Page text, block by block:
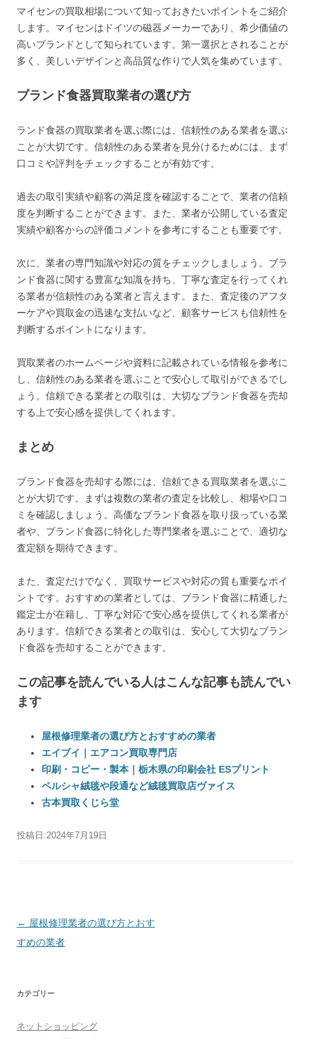
マイセンの買取相場について知っておきたいポイントをご紹介
します。マイセンはドイツの磁器メーカーであり、希少価値の
高いブランドとして知られています。第一選択とされることが
多く、美しいデザインと高品質な作りで人気を集めています。
ブランド食器買取業者の選び方
ランド食器の買取業者を選ぶ際には、信頼性のある業者を選ぶ
ことが大切です。信頼性のある業者を見分けるためには、まず
口コミや評判をチェックすることが有効です。
過去の取引実績や顧客の満足度を確認することで、業者の信頼
度を判断することができます。また、業者が公開している査定
実績や顧客からの評価コメントを参考にすることも重要です。
次に、業者の専門知識や対応の質をチェックしましょう。ブラ
ンド食器に関する豊富な知識を持ち、丁寧な査定を行ってくれ
る業者が信頼性のある業者と言えます。また、査定後のアフタ
ーケアや買取金の迅速な支払いなど、顧客サービスも信頼性を
判断するポイントになります。
買取業者のホームページや資料に記載されている情報を参考に
し、信頼性のある業者を選ぶことで安心して取引ができるでし
ょう。信頼できる業者との取引は、大切なブランド食器を売却
する上で安心感を提供してくれます。
まとめ
ブランド食器を売却する際には、信頼できる買取業者を選ぶこ
とが大切です。まずは複数の業者の査定を比較し、相場や口コ
ミを確認しましょう。高価なブランド食器を取り扱っている業
者や、ブランド食器に特化した専門業者を選ぶことで、適切な
査定額を期待できます。
また、査定だけでなく、買取サービスや対応の質も重要なポイ
ントです。おすすめの業者としては、ブランド食器に精通した
鑑定士が在籍し、丁寧な対応で安心感を提供してくれる業者が
あります。信頼できる業者との取引は、安心して大切なブラン
ド食器を売却することができます。
この記事を読んでいる人はこんな記事も読んでい
ます
屋根修理業者の選び方とおすすめの業者
エイブイ｜エアコン買取専門店
印刷・コピー・製本｜栃木県の印刷会社 ESプリント
ペルシャ絨毯や段通など絨毯買取店ヴァイス
古本買取くじら堂
投稿日:2024年7月19日
投稿ナビゲーション
← 屋根修理業者の選び方とおす
すめの業者
カテゴリー
ネットショッピング